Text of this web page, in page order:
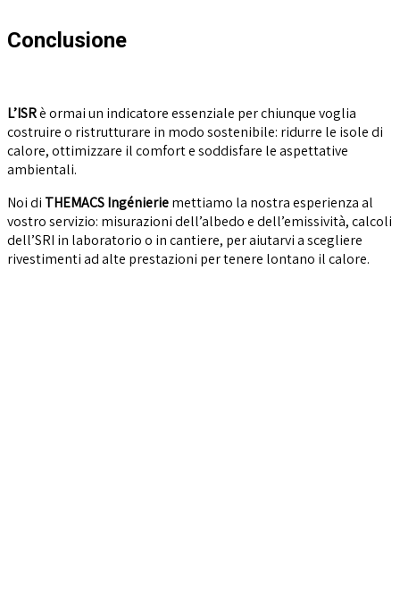
Conclusione
L’ISRè ormai un indicatore essenziale per chiunque voglia
costruire o ristrutturare in modo sostenibile: ridurre le isole di
calore, ottimizzare il comfort e soddisfare le aspettative
ambientali.
Noi di THEMACS Ingénieriemettiamo la nostra esperienza al
vostro servizio: misurazioni dell’albedo e dell’emissività, calcoli
dell’SRI in laboratorio o in cantiere, per aiutarvi a scegliere
rivestimenti ad alte prestazioni per tenere lontano il calore.